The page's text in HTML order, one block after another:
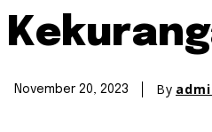
November 20, 2023 By